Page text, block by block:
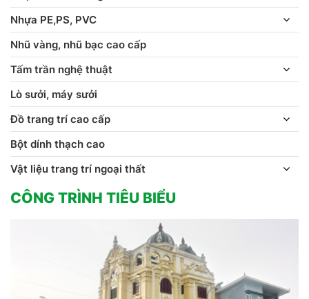
Nhựa PE,PS, PVC
Nhũ vàng, nhũ bạc cao cấp
Tấm trần nghệ thuật
Lò sưởi, máy sưởi
Đồ trang trí cao cấp
Bột dính thạch cao
Vật liệu trang trí ngoại thất
CÔNG TRÌNH TIÊU BIỂU